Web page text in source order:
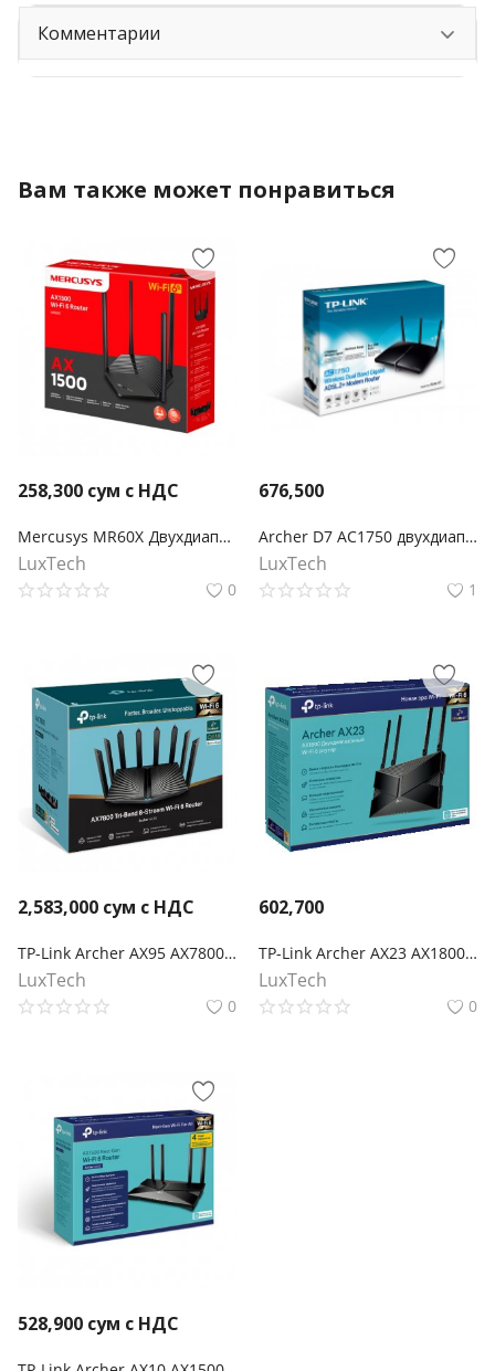
Комментарии
Вам также может понравиться
258,300 сум с НДС
Mercusys MR60X Двухдиапазонный Wi‑Fi роутер AX1500
LuxTech
0
676,500
Archer D7 AC1750 двухдиапазонный беспроводной гигабитный маршрутизатор со встроенным модемом ADSL2+
LuxTech
1
2,583,000 сум с НДС
TP-Link Archer AX95 AX7800 Беспроводной трехдиапазонный мультигигабитный MU-MIMO маршрутизатор Wi-Fi 6 с двумя USB-портами
LuxTech
0
602,700
TP-Link Archer AX23 AX1800 Двухдиапазонный Wi‑Fi 6 роутер
LuxTech
0
528,900 сум с НДС